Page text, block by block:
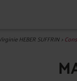
HEBER SUFFRIN>